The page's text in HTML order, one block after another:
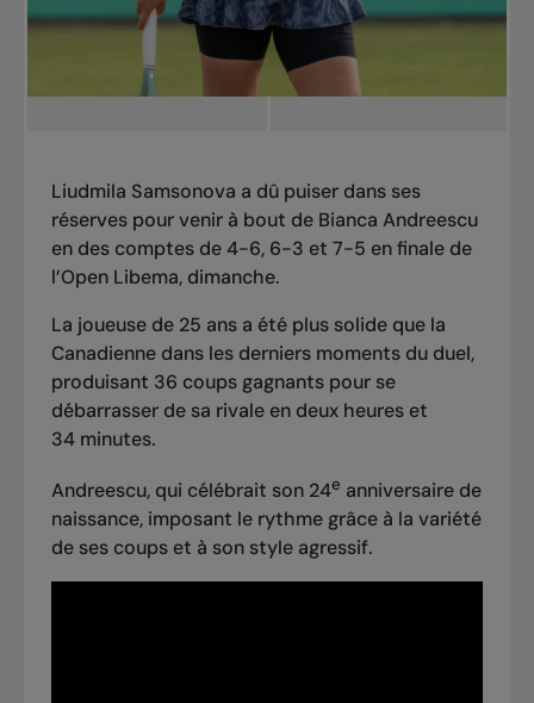
Liudmila Samsonova a dû puiser dans ses
réserves pour venir à bout de Bianca Andreescu
en des comptes de 4-6, 6-3 et 7-5 en finale de
l’Open Libema, dimanche.
La joueuse de 25 ans a été plus solide que la
Canadienne dans les derniers moments du duel,
produisant 36 coups gagnants pour se
débarrasser de sa rivale en deux heures et
34 minutes.
Andreescu, qui célébrait son 24e anniversaire de
naissance, imposant le rythme grâce à la variété
de ses coups et à son style agressif.